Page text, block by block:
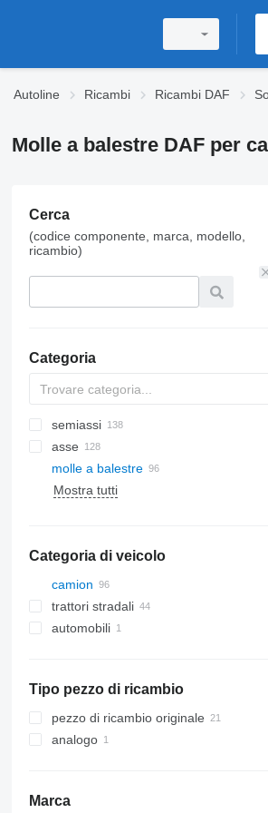
Autoline Ricambi Ricambi DAF
Molle a balestre DAF per
Cerca
(codice componente, marca, modello,
ricambio)
Categoria
semiassi
asse
molle a balestre
Mostra tutti
Categoria di veicolo
camion
trattori stradali
automobili
Tipo pezzo di ricambio
pezzo di ricambio originale
analogo
Marca